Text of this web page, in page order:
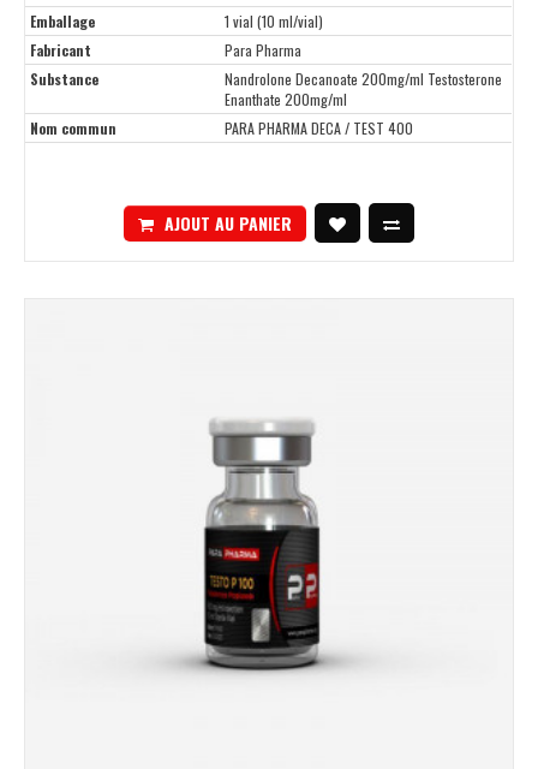
Emballage
1 vial (10 ml/vial)
Fabricant
Para Pharma
Substance
Nandrolone Decanoate 200mg/ml Testosterone
Enanthate 200mg/ml
Nom commun
PARA PHARMA DECA / TEST 400
AJOUT AU PANIER